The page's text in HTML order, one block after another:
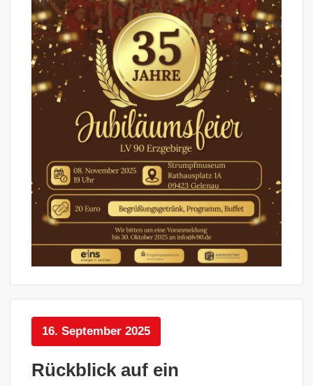
16. September 2025
Rückblick auf ein